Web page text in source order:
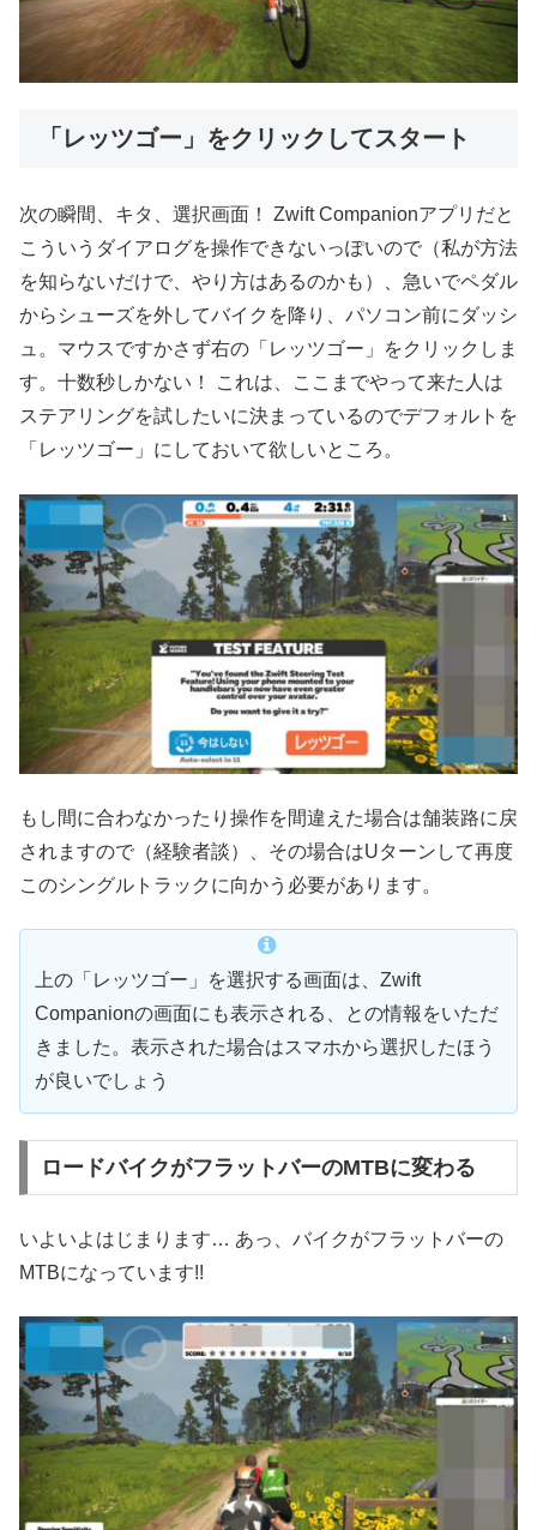
「レッツゴー」をクリックしてスタート
次の瞬間、キタ、選択画面！ Zwift Companionアプリだと
こういうダイアログを操作できないっぽいので（私が方法
を知らないだけで、やり方はあるのかも）、急いでペダル
からシューズを外してバイクを降り、パソコン前にダッシ
ュ。マウスですかさず右の「レッツゴー」をクリックしま
す。十数秒しかない！ これは、ここまでやって来た人は
ステアリングを試したいに決まっているのでデフォルトを
「レッツゴー」にしておいて欲しいところ。
もし間に合わなかったり操作を間違えた場合は舗装路に戻
されますので（経験者談）、その場合はUターンして再度
このシングルトラックに向かう必要があります。
上の「レッツゴー」を選択する画面は、Zwift
Companionの画面にも表示される、との情報をいただ
きました。表示された場合はスマホから選択したほう
が良いでしょう
ロードバイクがフラットバーのMTBに変わる
いよいよはじまります… あっ、バイクがフラットバーの
MTBになっています!!